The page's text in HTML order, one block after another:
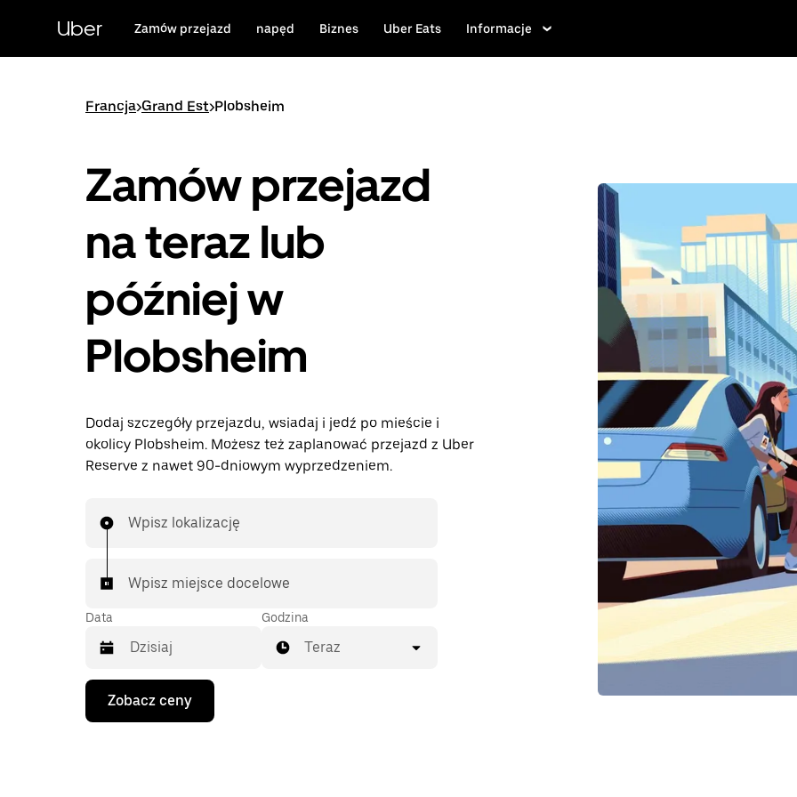
zawartości
Uber Zamów przejazd napęd Biznes Uber Eats Informacje
Francja>Grand Est>Plobsheim
Zamów przejazd
na teraz lub
później w
Plobsheim
Dodaj szczegóły przejazdu, wsiadaj i jedź po mieście i
okolicy Plobsheim. Możesz też zaplanować przejazd z Uber
Reserve z nawet 90-dniowym wyprzedzeniem.
Wpisz lokalizację
Wpisz miejsce docelowe
Data
Naciśnij
klawisz
strzałki
Godzina
Teraz
Zobacz ceny